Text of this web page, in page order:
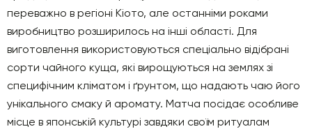
переважно в регіоні Кіото, але останніми роками
виробництво розширилось на інші області. Для
виготовлення використовуються спеціально відібрані
сорти чайного куща, які вирощуються на землях зі
специфічним кліматом і ґрунтом, що надають чаю його
унікального смаку й аромату. Матча посідає особливе
місце в японській культурі завдяки своїм ритуалам